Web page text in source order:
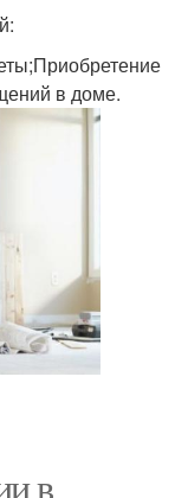
в доме.
в